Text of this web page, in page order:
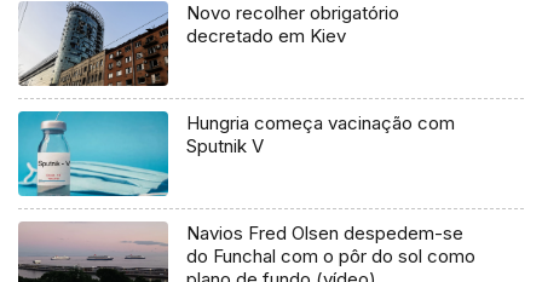
Novo recolher obrigatório
decretado em Kiev
Hungria começa vacinação com
Sputnik V
Navios Fred Olsen despedem-se
do Funchal com o pôr do sol como